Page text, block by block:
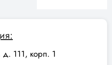
111, корп. 1